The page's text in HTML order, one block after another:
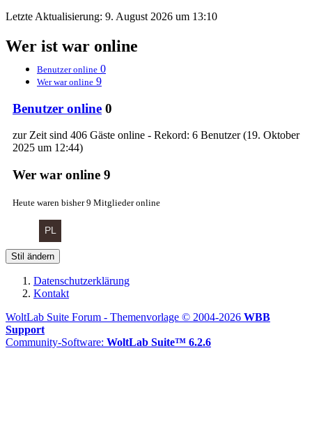
Letzte Aktualisierung: 9. August 2026 um 13:10
Wer ist war online
Benutzer online 0
Wer war online 9
Benutzer online 0
zur Zeit sind 406 Gäste online - Rekord: 6 Benutzer (19. Oktober
2025 um 12:44)
Wer war online 9
Heute waren bisher 9 Mitglieder online
Stil ändern
Datenschutzerklärung
Kontakt
WoltLab Suite Forum - Themenvorlage © 2004-2026 WBB
Support
Community-Software: WoltLab Suite™ 6.2.6